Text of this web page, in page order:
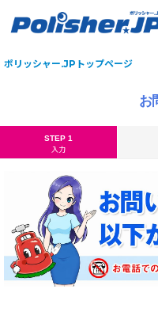
ポリッシャー.JPトップページ
お
STEP 1
入力